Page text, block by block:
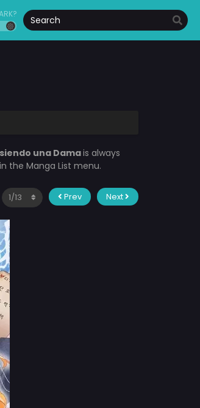
una Damais always
the Manga List menu.
Prev Next